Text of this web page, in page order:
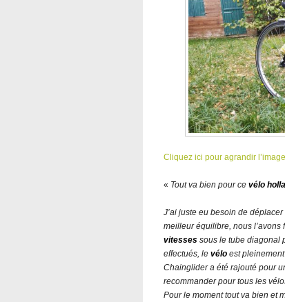
Cliquez ici pour agrandir l’image
« Tout va bien pour ce vélo
J’ai juste eu besoin de déplacer
meilleur équilibre, nous l’avons
vitesses sous le tube diagonal
effectués, le vélo est
Chainglider a été rajouté pour
recommander pour tous les
Pour le moment tout va bien et